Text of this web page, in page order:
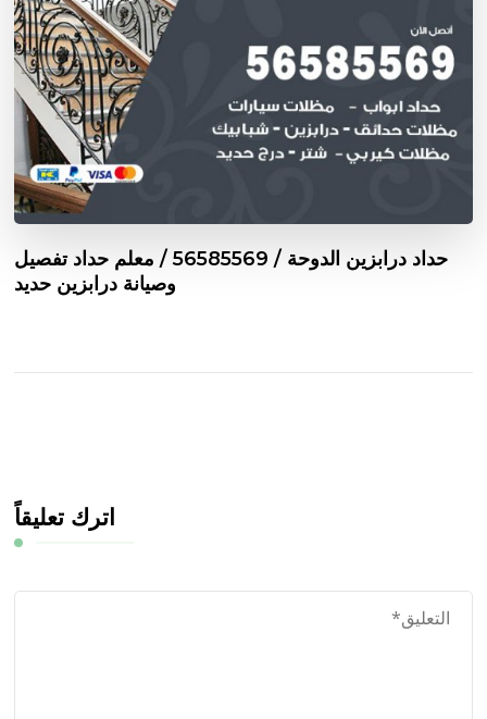
حداد درابزين الدوحة / 56585569 / معلم حداد تفصيل
وصيانة درابزين حديد
اترك تعليقاً